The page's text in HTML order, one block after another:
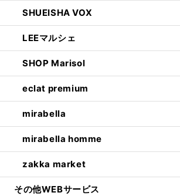
SHUEISHA VOX
LEEマルシェ
SHOP Marisol
eclat premium
mirabella
mirabella homme
zakka market
その他WEBサービス